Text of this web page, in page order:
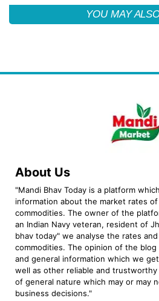
YOU MAY
About Us
"Mandi Bhav Today is a platform
information about the market rates
commodities. The owner of the
an Indian Navy veteran, resident of
bhav today" we analyse the rates
commodities. The opinion of the
and general information which we
well as other reliable and
of general nature which may or may
business decisions."